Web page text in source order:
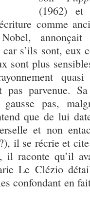
(1962) et
comme
annonçait
s’ils sont, eux
sont plus
pas parvenue.
gausse pas,
que de lui
et non
il se récrie et
il raconte qu’il
Le Clézio
confondant en